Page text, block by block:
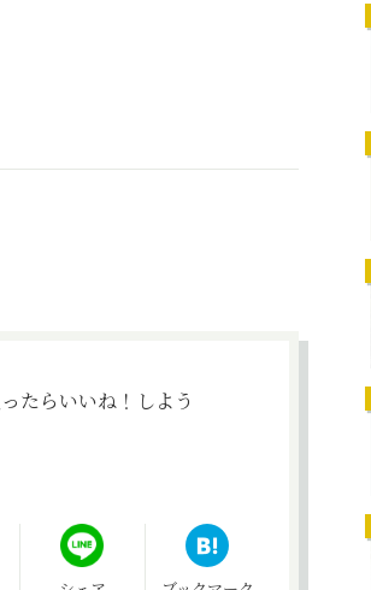
たらいいね！しよう